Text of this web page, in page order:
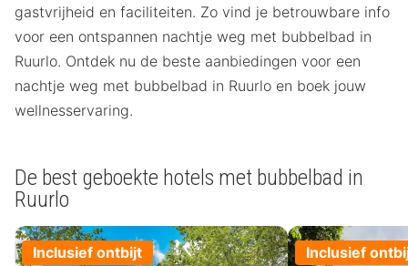
gastvrijheid en faciliteiten. Zo vind je betrouwbare info
voor een ontspannen nachtje weg met bubbelbad in
Ruurlo. Ontdek nu de beste aanbiedingen voor een
nachtje weg met bubbelbad in Ruurlo en boek jouw
wellnesservaring.
De best geboekte hotels met bubbelbad in
Ruurlo
Inclusief ontbijt Inclusief